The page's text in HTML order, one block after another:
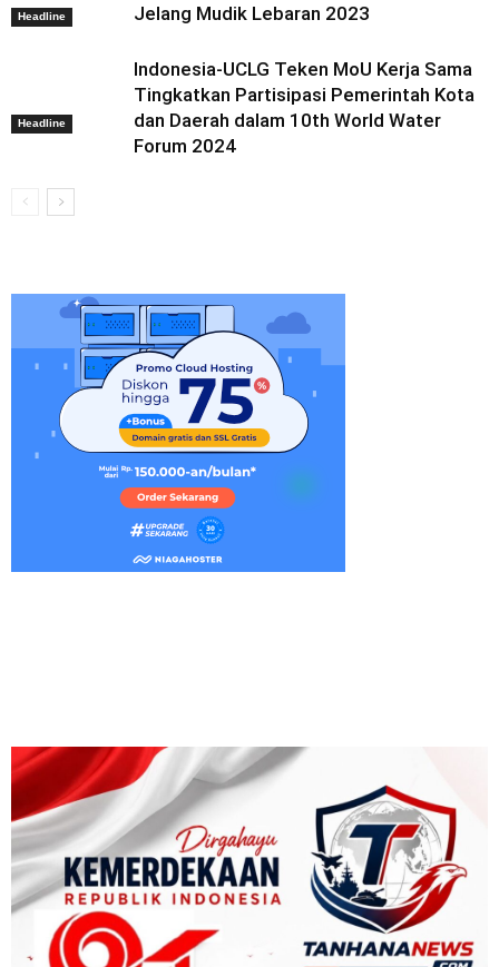
Headline
Jelang Mudik Lebaran 2023
Headline
Indonesia-UCLG Teken MoU Kerja Sama
Tingkatkan Partisipasi Pemerintah Kota
dan Daerah dalam 10th World Water
Forum 2024